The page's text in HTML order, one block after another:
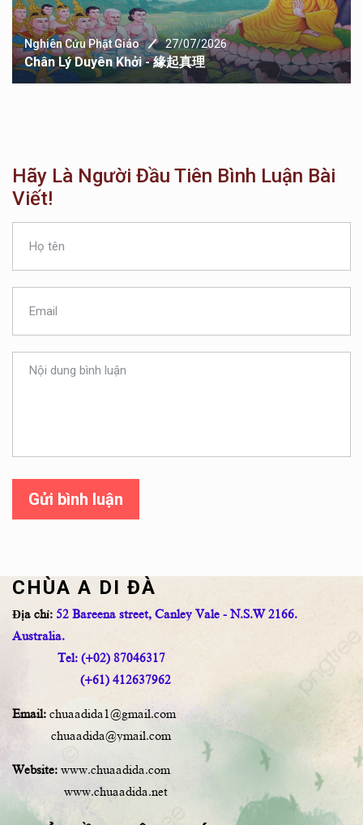
Nghiên Cứu Phật Giáo 27/07/2026
Chân Lý Duyên Khởi - 緣起真理
Hãy Là Người Đầu Tiên Bình Luận Bài
Viết!
Gửi bình luận
CHÙA A DI ĐÀ
Địa chỉ: 52 Bareena street, Canley Vale - N.S.W 2166.
Australia.
Tel: (+02) 87046317
(+61) 412637962
Email: chuaadida1@gmail.com
chuaadida@ymail.com
Website: www.chuaadida.com
www.chuaadida.net